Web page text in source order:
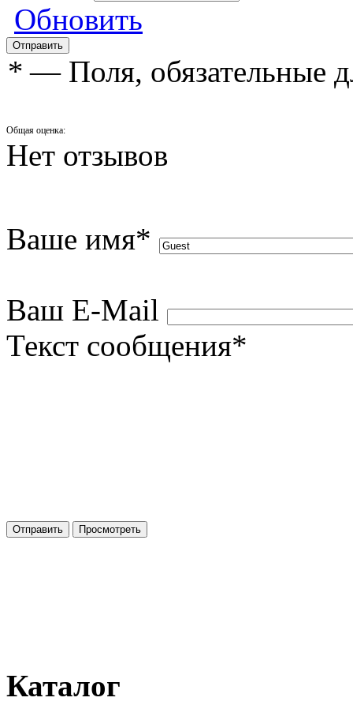
Обновить
* — Поля, обязательные
Общая оценка:
Нет отзывов
Ваше имя*
Ваш E-Mail
Текст сообщения*
Каталог